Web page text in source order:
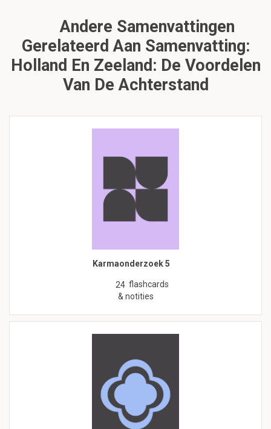
Andere Samenvattingen
Gerelateerd Aan Samenvatting:
Holland En Zeeland: De Voordelen
Van De Achterstand
Karmaonderzoek 5
24 flashcards
& notities